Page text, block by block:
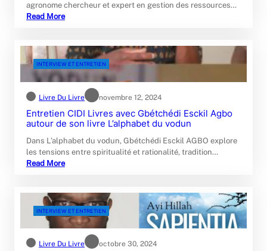
agronome chercheur et expert en gestion des ressources…
Read More
INTERVIEW ET ENTRETIEN
Livre Du Livre novembre 12, 2024
Entretien CIDI Livres avec Gbétchédi Esckil Agbo
autour de son livre L’alphabet du vodun
Dans L’alphabet du vodun, Gbétchédi Esckil AGBO explore
les tensions entre spiritualité et rationalité, tradition…
Read More
INTERVIEW ET ENTRETIEN
Livre Du Livre octobre 30, 2024